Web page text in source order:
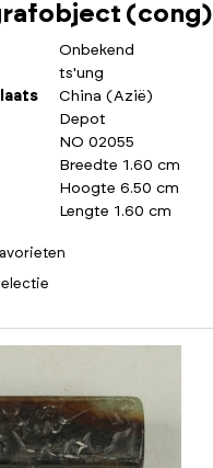
(cong)
Onbekend
ts'ung
China (Azië)
Depot
NO 02055
Breedte 1.60 cm
Hoogte 6.50 cm
Lengte 1.60 cm